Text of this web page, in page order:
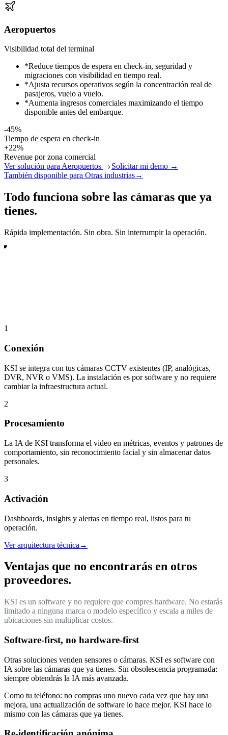
Aeropuertos
Visibilidad total del terminal
*Reduce tiempos de espera en check-in, seguridad y
migraciones con visibilidad en tiempo real.
*Ajusta recursos operativos según la concentración real de
pasajeros, vuelo a vuelo.
*Aumenta ingresos comerciales maximizando el tiempo
disponible antes del embarque.
-45%
Tiempo de espera en check-in
+22%
Revenue por zona comercial
Ver solución para Aeropuertos
Solicitar mi demo →
También disponible para Otras industrias→
Todo funciona sobre las cámaras que ya
tienes.
Rápida implementación. Sin obra. Sin interrumpir la operación.
1
Conexión
KSI se integra con tus cámaras CCTV existentes (IP, analógicas,
DVR, NVR o VMS). La instalación es por software y no requiere
cambiar la infraestructura actual.
2
Procesamiento
La IA de KSI transforma el video en métricas, eventos y patrones de
comportamiento, sin reconocimiento facial y sin almacenar datos
personales.
3
Activación
Dashboards, insights y alertas en tiempo real, listos para tu
operación.
Ver arquitectura técnica →
Ventajas que no encontrarás en otros
proveedores.
KSI es un software y no requiere que compres hardware. No estarás
limitado a ninguna marca o modelo específico y escala a miles de
ubicaciones sin multiplicar costos.
Software-first, no hardware-first
Otras soluciones venden sensores o cámaras. KSI es software con
IA sobre las cámaras que ya tienes. Sin obsolescencia programada:
siempre obtendrás la IA más avanzada.
Como tu teléfono: no compras uno nuevo cada vez que hay una
mejora, una actualización de software lo hace mejor. KSI hace lo
mismo con las cámaras que ya tienes.